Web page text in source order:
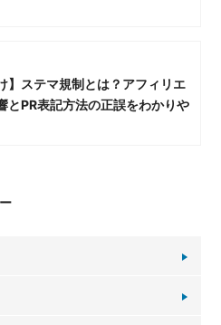
】ステマ規制とは？アフィリエ
とPR表記方法の正誤をわかりや